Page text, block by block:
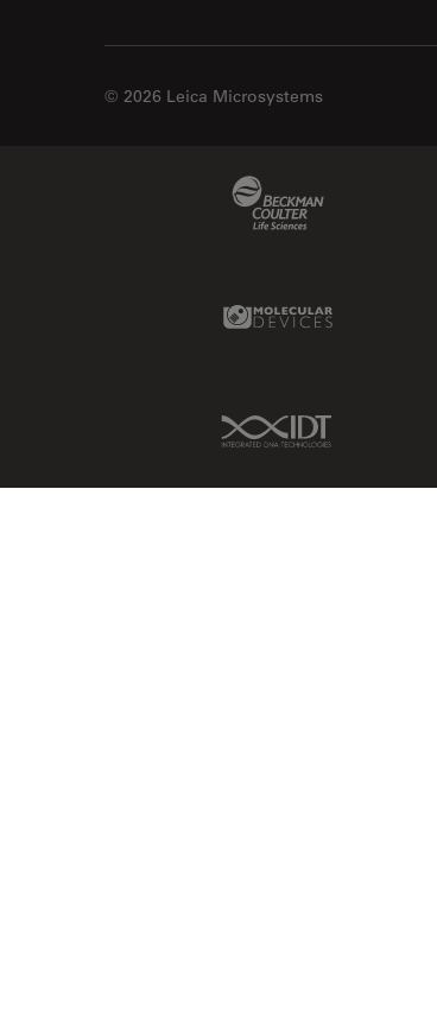
© 2026 Leica Microsystems
Molecular Devices
IDT Link